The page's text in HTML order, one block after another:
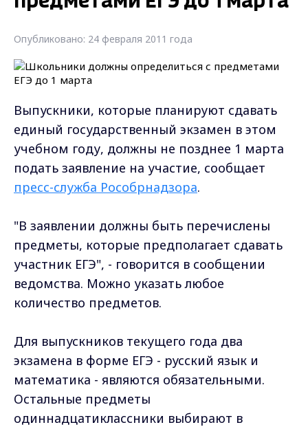
Опубликовано: 24 февраля 2011 года
Выпускники, которые планируют сдавать
единый государственный экзамен в этом
учебном году, должны не позднее 1 марта
подать заявление на участие, сообщает
пресс-служба Рособрнадзора.
"В заявлении должны быть перечислены
предметы, которые предполагает сдавать
участник ЕГЭ", - говорится в сообщении
ведомства. Можно указать любое
количество предметов.
Для выпускников текущего года два
экзамена в форме ЕГЭ - русский язык и
математика - являются обязательными.
Остальные предметы
одиннадцатиклассники выбирают в